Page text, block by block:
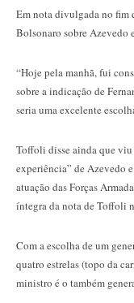
Em nota divulgada no fim
Bolsonaro sobre Azevedo
“Hoje pela manhã, fui
sobre a indicação de
seria uma excelente
Toffoli disse ainda que
experiência” de Azevedo
atuação das Forças
íntegra da nota de Toffoli
Com a escolha de um
quatro estrelas (topo da
ministro é o também